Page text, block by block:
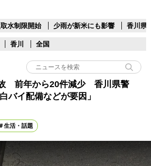
水制限開始 少雨が新米にも影響 香川県
香川 全国
前年から20件減少 香川県警
バイ配備などが要因」
生活・話題